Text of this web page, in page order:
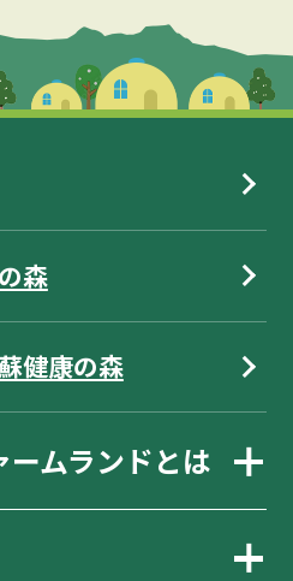
森
健康の森
ームランドとは